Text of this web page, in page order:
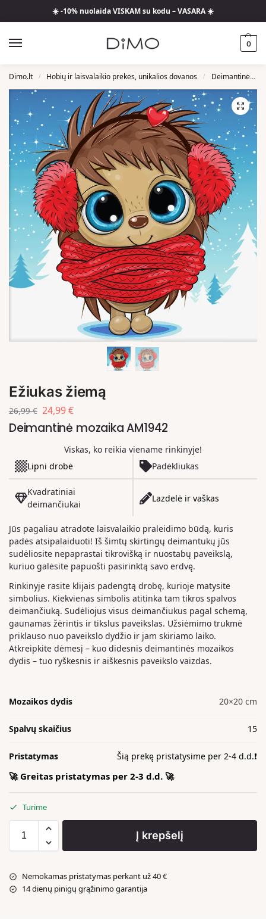
☀️ -10% nuolaida VISKAM su kodu – VASARA ☀️
0
Dimo.lt / Hobių ir laisvalaikio prekės, unikalios dovanos / Deimantinės Mozaikos
Ežiukas žiemą
26,99€ 24,99€
Deimantinė mozaika AM1942
Viskas, ko reikia viename rinkinyje!
Lipni drobė
Padėkliukas
Kvadratiniai
deimančiukai
Lazdelė ir vaškas
Jūs pagaliau atradote laisvalaikio praleidimo būdą, kuris
padės atsipalaiduoti! Iš šimtų skirtingų deimantukų jūs
sudėliosite nepaprastai tikrovišką ir nuostabų paveikslą,
kuriuo galėsite papuošti pasirinktą savo erdvę.
Rinkinyje rasite klijais padengtą drobę, kurioje matysite
simbolius. Kiekvienas simbolis atitinka tam tikros spalvos
deimančiuką. Sudėliojus visus deimančiukus pagal schemą,
gaunamas žėrintis ir tikslus paveikslas. Užsiėmimo trukmė
priklauso nuo paveikslo dydžio ir jam skiriamo laiko.
Atkreipkite dėmesį – kuo didesnis deimantinės mozaikos
dydis – tuo ryškesnis ir aiškesnis paveikslo vaizdas.
Mozaikos dydis 20×20 cm
Spalvų skaičius 15
Pristatymas Šią prekę pristatysime per 2-4 d.d.❗️
🚀 Greitas pristatymas per 2-3 d.d. 🚀
Turime
Į krepšelį
Nemokamas pristatymas perkant už 40 €
14 dienų pinigų grąžinimo garantija